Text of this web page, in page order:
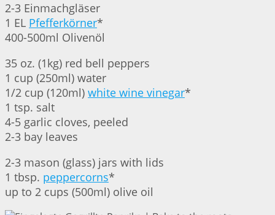
2-3 Einmachgläser
1 EL Pfefferkörner*
400-500ml Olivenöl
35 oz. (1kg) red bell peppers
1 cup (250ml) water
1/2 cup (120ml) white wine vinegar*
1 tsp. salt
4-5 garlic cloves, peeled
2-3 bay leaves
2-3 mason (glass) jars with lids
1 tbsp. peppercorns*
up to 2 cups (500ml) olive oil